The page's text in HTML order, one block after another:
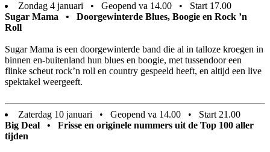
Zondag 4 januari • Geopend va 14.00 • Start 17.00
Sugar Mama • Doorgewinterde Blues, Boogie en Rock ’n
Roll
Sugar Mama is een doorgewinterde band die al in talloze kroegen in
binnen en-buitenland hun blues en boogie, met tussendoor een
flinke scheut rock’n roll en country gespeeld heeft, en altijd een live
spektakel weergeeft.
Zaterdag 10 januari • Geopend va 14.00 • Start 21.00
Big Deal • Frisse en originele nummers uit de Top 100 aller
tijden